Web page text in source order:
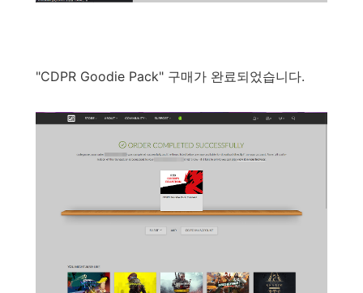
"CDPR Goodie Pack" 구매가 완료되었습니다.